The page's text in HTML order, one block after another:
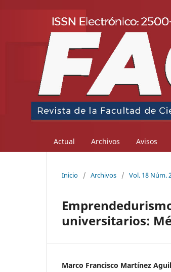
Actual Archivos Avisos
Inicio / Archivos / Vol. 18 Núm.
universitarios:
Marco Francisco Martínez